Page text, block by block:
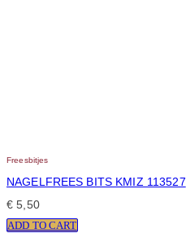
Freesbitjes
NAGELFREES BITS KMIZ 113527
€ 5,50
ADD TO CART